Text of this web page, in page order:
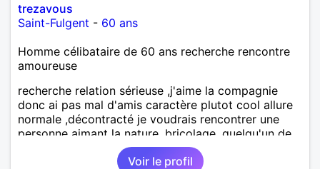
trezavous
Saint-Fulgent - 60 ans
Homme célibataire de 60 ans recherche rencontre
amoureuse
recherche relation sérieuse ,j'aime la compagnie
donc ai pas mal d'amis caractère plutot cool allure
normale ,décontracté je voudrais rencontrer une
personne aimant la nature ,bricolage ,quelqu'un de
simple et naturel à vos claviers mesdames
Voir le profil